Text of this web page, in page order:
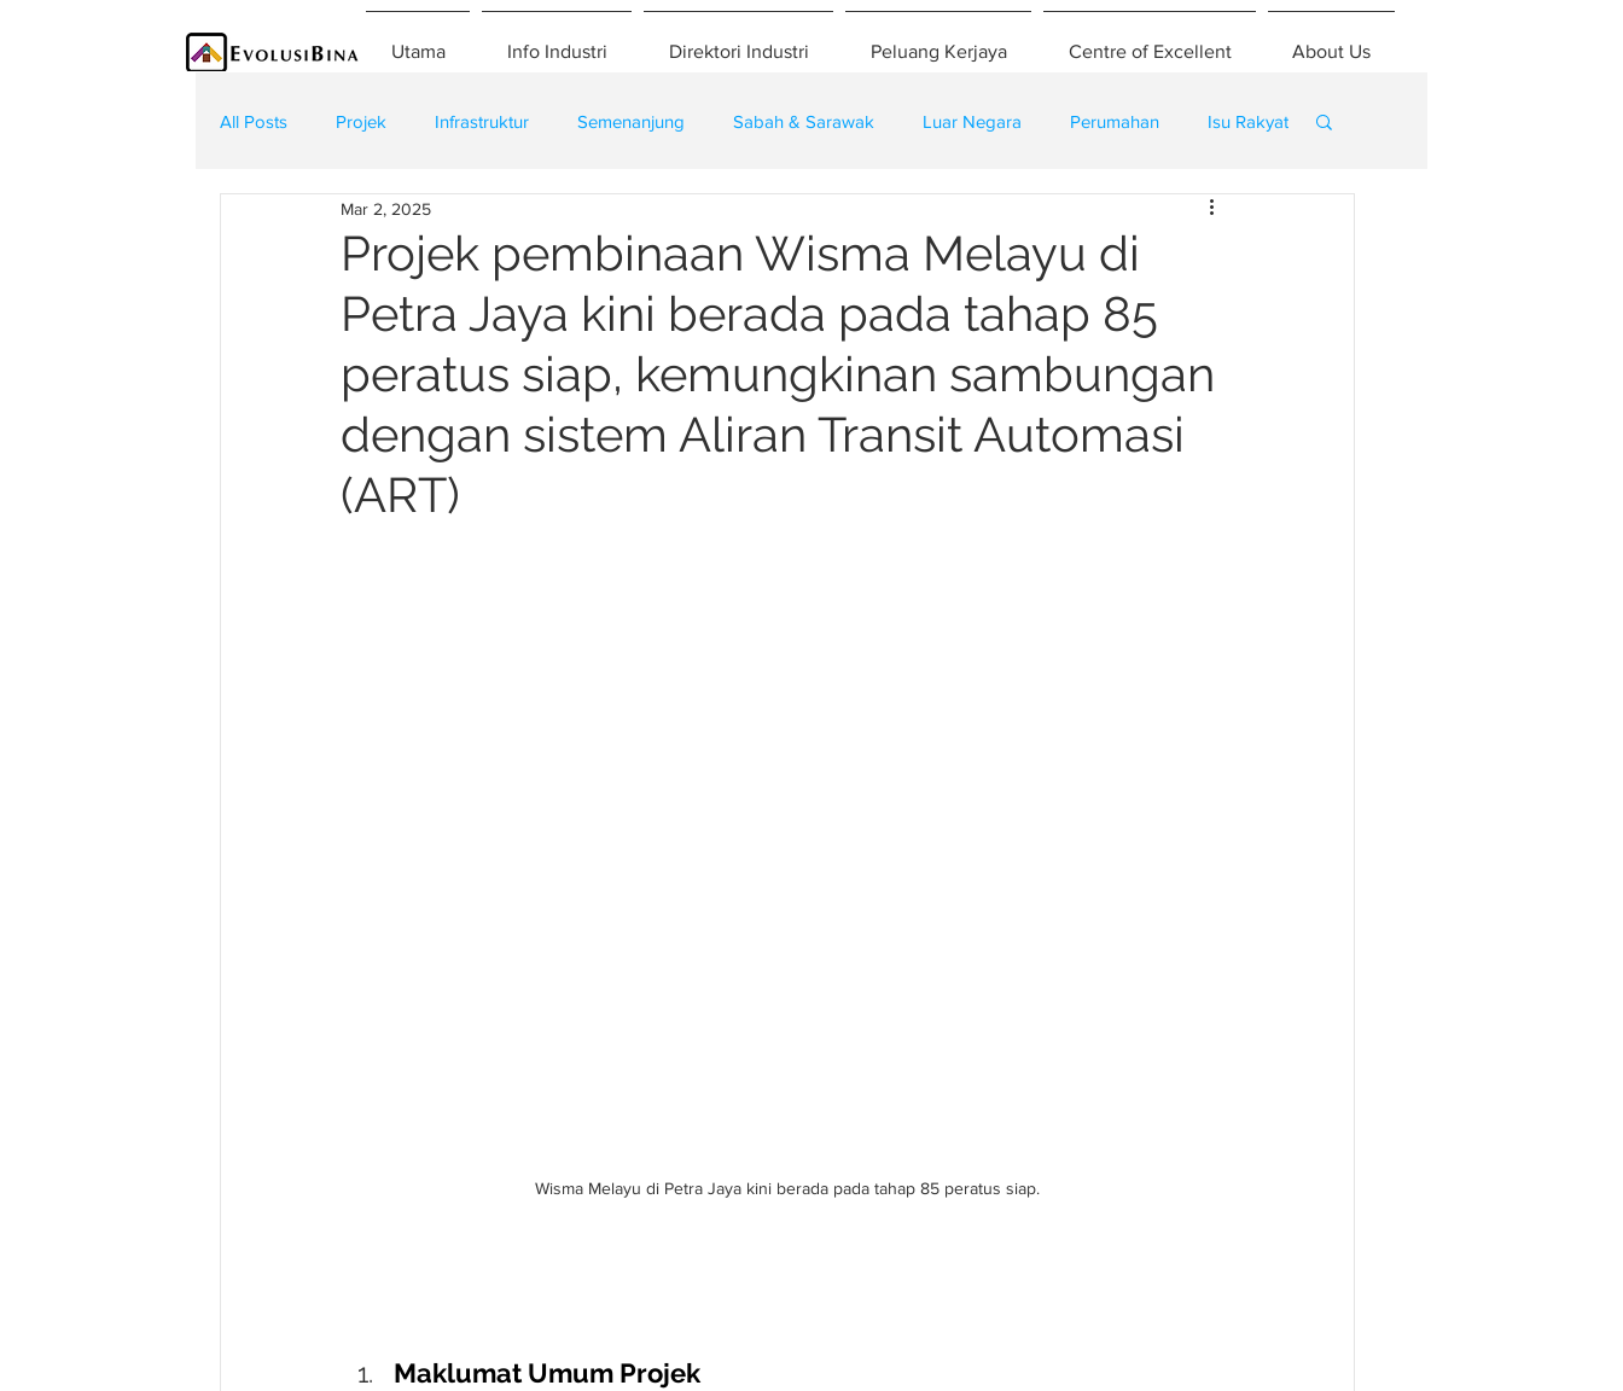
Utama Info Industri Direktori Industri Peluang Kerjaya Centre of Excellent About Us
All Posts Projek Infrastruktur Semenanjung Sabah & Sarawak Luar Negara Perumahan Isu Rakyat
Teknologi Kontraktor
Projek pembinaan Wisma Melayu di
Petra Jaya kini berada pada tahap 85
peratus siap, kemungkinan sambungan
dengan sistem Aliran Transit Automasi
(ART)
Mar 2, 2025
Wisma Melayu di Petra Jaya kini berada pada tahap 85 peratus siap.
Maklumat Umum Projek